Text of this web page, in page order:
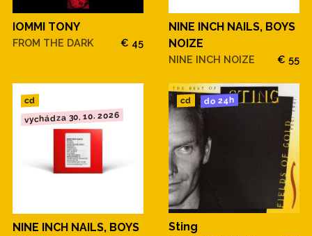
IOMMI TONY
FROM THE DARK € 45
NINE INCH NAILS, BOYS
NOIZE
NINE INCH NOIZE € 55
cd
vychádza 30. 10. 2026
NINE INCH NAILS, BOYS
cd do 24h
Sting